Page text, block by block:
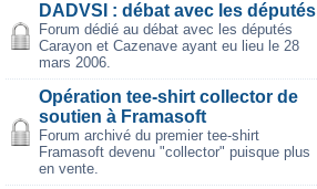
DADVSI : débat avec les députés
Forum dédié au débat avec les députés
Carayon et Cazenave ayant eu lieu le 28
mars 2006.
Opération tee-shirt collector de
soutien à Framasoft
Forum archivé du premier tee-shirt
Framasoft devenu "collector" puisque plus
en vente.